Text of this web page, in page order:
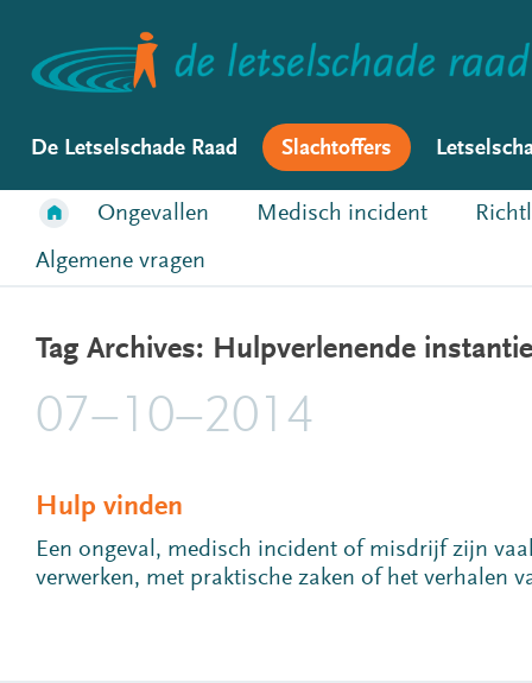
De Letselschade Raad Slachtoffers
Ongevallen Medisch incident
Algemene vragen
Tag Archives: Hulpverlenende
07–10–2014
Hulp vinden
Een ongeval, medisch incident of misdrijf zijn
verwerken, met praktische zaken of het verhalen